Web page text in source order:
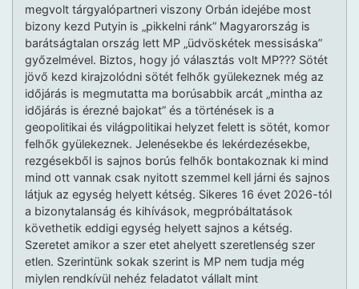
megvolt tárgyalópartneri viszony Orbán idejébe most
bizony kezd Putyin is „pikkelni ránk” Magyarország is
barátságtalan ország lett MP „üdvöskétek messisáska”
győzelmével. Biztos, hogy jó választás volt MP??? Sötét
jövő kezd kirajzolódni sötét felhők gyülekeznek még az
időjárás is megmutatta ma borúsabbik arcát „mintha az
időjárás is érezné bajokat” és a történések is a
geopolitikai és világpolitikai helyzet felett is sötét, komor
felhők gyülekeznek. Jelenésekbe és lekérdezésekbe,
rezgésekből is sajnos borús felhők bontakoznak ki mind
mind ott vannak csak nyitott szemmel kell járni és sajnos
látjuk az egység helyett kétség. Sikeres 16 évet 2026-tól
a bizonytalanság és kihívások, megpróbáltatások
követhetik eddigi egység helyett sajnos a kétség.
Szeretet amikor a szer etet ahelyett szeretlenség szer
etlen. Szerintünk sokak szerint is MP nem tudja még
miylen rendkívül nehéz feladatot vállalt mint